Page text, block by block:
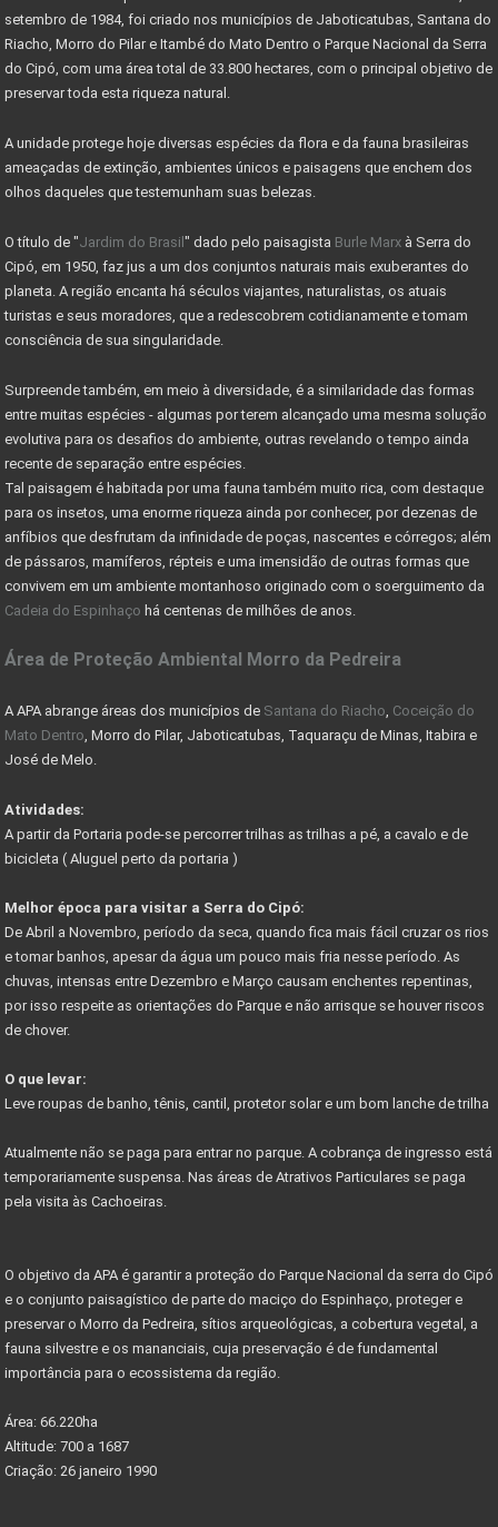
MINISTÉRIO DO TURISMO INVESTE 955 MIL NO PARNACIPÓ
OBRAS DE MELHORIAS DO PARQUE NACIONAL DO CIPÓ
IMÓVEL COM EXCLUSIVIDADE - VENDA RÁPIDO
IMÓVEI
CASAS PRÉ-FABRICADAS MAIS BARATAS E RÁPIDAS
Valor máximo imóvel pago FGTS sobe para R$ 750000
AS 10 LEIS DO INVESTIMENTO EM IMÓVEIS
MERCADO DE RESERVA LEGAL ABRE OPORTUNIDADES
O QUE É RESERVA LEGAL
O QUE SÃO ÁREAS DE PRESERVAÇÃO PERMANENTE
CADASTRO AMBIENTAL RURAL (CAR) -
COMO ESCOLHER UM LOTE OU TERRENO PARA COMPRAR
Nevis Sociedade de Responsabilidade Limitada (LLC)
AS VANTAGENS DE UMA HOLDING FAMILIAR - CONHEÇA
DER AUTORIZA CONSTRUÇÃO DE PONTE RIO DAS VELHAS
COMO FUNCIONA COMISSÃO DO CORRETOR DE IMÓVEIS
GUIA DE TRILHAS SERRA DO CIPÓ
CIPÓ CLASSIC FESTIVAL - COPA DAS CONFEDERAÇÕES
Começa em junho festival de outono serra do cipó
NOVO ACESSO À SERRA DO CIPÓ
CIRCUITO DE CICLOTURISMO NA SERRA DO CIPÓ
Vetor Norte de BH é a bola da vez do mercado
Listas de documentos para Compra de Imóveis...
setembro de 1984, foi criado nos municípios de Jaboticatubas, Santana do
Riacho, Morro do Pilar e Itambé do Mato Dentro o Parque Nacional da Serra
do Cipó, com uma área total de 33.800 hectares, com o principal objetivo de
preservar toda esta riqueza natural.
A unidade protege hoje diversas espécies da flora e da fauna brasileiras
ameaçadas de extinção, ambientes únicos e paisagens que enchem dos
olhos daqueles que testemunham suas belezas.
O título de "Jardim do Brasil" dado pelo paisagista Burle Marx à Serra do
Cipó, em 1950, faz jus a um dos conjuntos naturais mais exuberantes do
planeta. A região encanta há séculos viajantes, naturalistas, os atuais
turistas e seus moradores, que a redescobrem cotidianamente e tomam
consciência de sua singularidade.
Surpreende também, em meio à diversidade, é a similaridade das formas
entre muitas espécies - algumas por terem alcançado uma mesma solução
evolutiva para os desafios do ambiente, outras revelando o tempo ainda
recente de separação entre espécies.
Tal paisagem é habitada por uma fauna também muito rica, com destaque
para os insetos, uma enorme riqueza ainda por conhecer, por dezenas de
anfíbios que desfrutam da infinidade de poças, nascentes e córregos; além
de pássaros, mamíferos, répteis e uma imensidão de outras formas que
convivem em um ambiente montanhoso originado com o soerguimento da
Cadeia do Espinhaço há centenas de milhões de anos.
Área de Proteção Ambiental Morro da Pedreira
A APA abrange áreas dos municípios de Santana do Riacho Coceição do
Mato Dentro , Morro do Pilar, Jaboticatubas, Taquaraçu de Minas, Itabira e
José de Melo.
Atividades:
A partir da Portaria pode-se percorrer trilhas as trilhas a pé, a cavalo e de
bicicleta ( Aluguel perto da portaria )
Melhor época para visitar a Serra do Cipó:
De Abril a Novembro, período da seca, quando fica mais fácil cruzar os rios
e tomar banhos, apesar da água um pouco mais fria nesse período. As
chuvas, intensas entre Dezembro e Março causam enchentes repentinas,
por isso respeite as orientações do Parque e não arrisque se houver riscos
de chover.
O que levar:
Leve roupas de banho, tênis, cantil, protetor solar e um bom lanche de trilha
Atualmente não se paga para entrar no parque. A cobrança de ingresso está
temporariamente suspensa. Nas áreas de Atrativos Particulares se paga
pela visita às Cachoeiras.
O objetivo da APA é garantir a proteção do Parque Nacional da serra do Cipó
e o conjunto paisagístico de parte do maciço do Espinhaço, proteger e
preservar o Morro da Pedreira, sítios arqueológicas, a cobertura vegetal, a
fauna silvestre e os mananciais, cuja preservação é de fundamental
importância para o ecossistema da região.
Área: 66.220ha
Altitude: 700 a 1687
Criação: 26 janeiro 1990